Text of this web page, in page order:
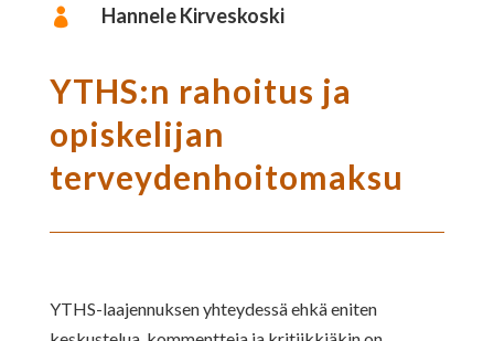
 Hannele Kirveskoski
YTHS:n rahoitus ja
opiskelijan
terveydenhoitomaksu
YTHS-laajennuksen yhteydessä ehkä eniten